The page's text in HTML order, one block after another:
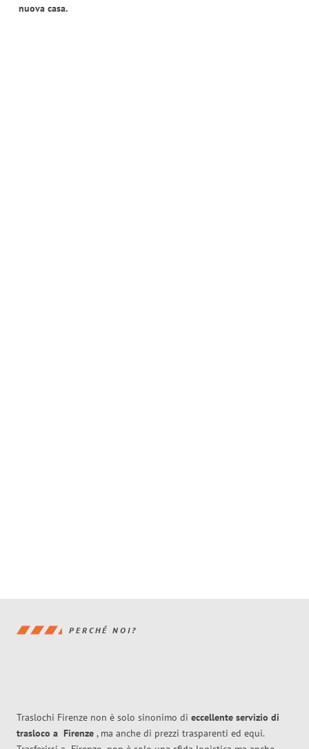
nuova casa.
PERCHÉ NOI?
Traslochi Firenze non è solo sinonimo di eccellente servizio di
trasloco a Firenze , ma anche di prezzi trasparenti ed equi.